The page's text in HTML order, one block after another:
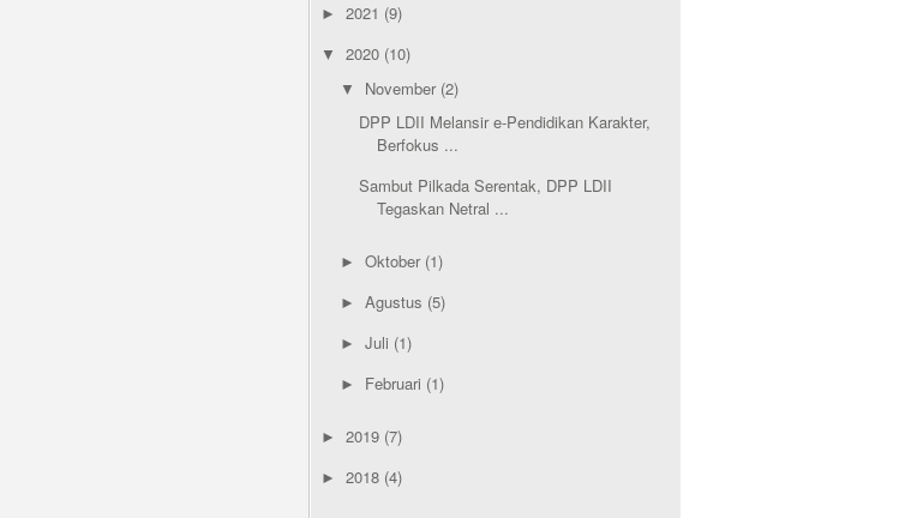
► 2021 (9)
▼ 2020 (10)
▼ November (2)
DPP LDII Melansir e-Pendidikan Karakter,
Berfokus ...
Sambut Pilkada Serentak, DPP LDII
Tegaskan Netral ...
► Oktober (1)
► Agustus (5)
► Juli (1)
► Februari (1)
► 2019 (7)
► 2018 (4)